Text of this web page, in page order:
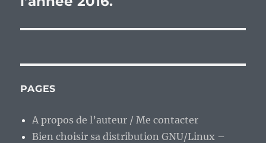
PAGES
A propos de l’auteur / Me contacter
Bien choisir sa distribution GNU/Linux –